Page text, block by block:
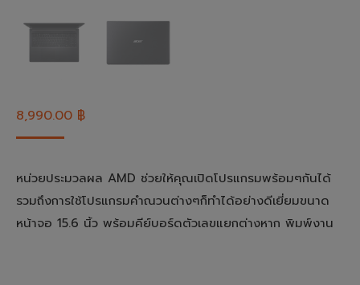
8,990.00 ฿
หน่วยประมวลผล AMD ช่วยให้คุณเปิดโปรแกรมพร้อมๆกันได้
รวมถึงการใช้โปรแกรมคำณวนต่างๆก็ทำได้อย่างดีเยี่ยมขนาด
หน้าจอ 15.6 นิ้ว พร้อมคีย์บอร์ดตัวเลขแยกต่างหาก พิมพ์งาน